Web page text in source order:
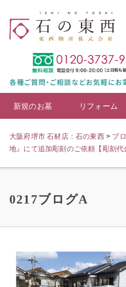
新規のお墓 リフォーム
大阪府堺市 石材店：石の東西> ブ
地』にて追加彫刻のご依頼【彫刻代
0217ブログA